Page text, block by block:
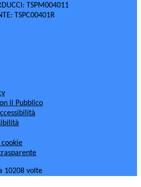
TSPM004011
TSPC00401R
il Pubblico
cookie
10208 volte